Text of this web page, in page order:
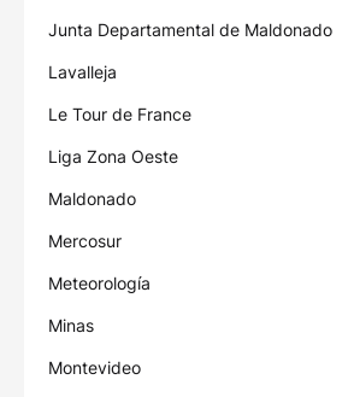
Junta Departamental de Maldonado
Lavalleja
Le Tour de France
Liga Zona Oeste
Maldonado
Mercosur
Meteorología
Minas
Montevideo